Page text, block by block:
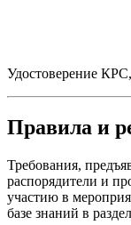
Удостоверение
Правила и
Требования,
распорядители и
участию в
базе знаний в